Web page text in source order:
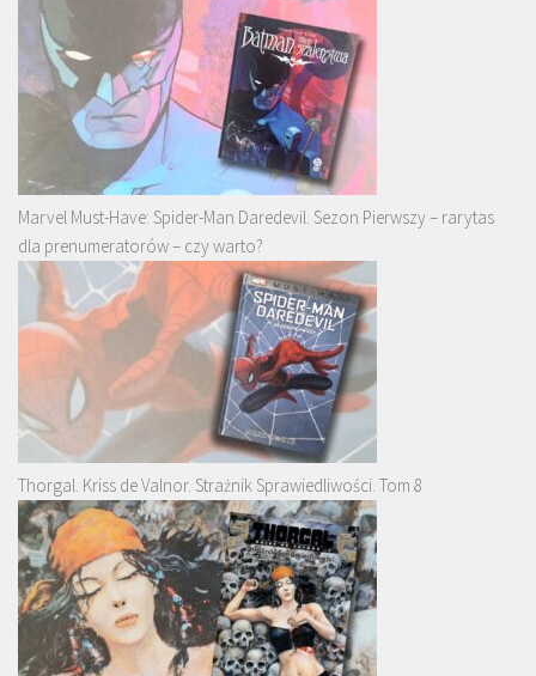
Marvel Must-Have: Spider-Man Daredevil. Sezon Pierwszy – rarytas
dla prenumeratorów – czy warto?
Thorgal. Kriss de Valnor. Strażnik Sprawiedliwości. Tom 8